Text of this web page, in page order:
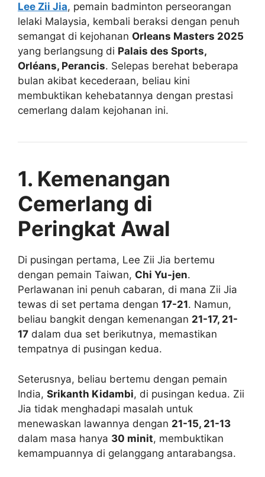
Lee Zii Jia, pemain badminton perseorangan
lelaki Malaysia, kembali beraksi dengan penuh
semangat di kejohanan Orleans Masters 2025
yang berlangsung di Palais des Sports,
Orléans, Perancis. Selepas berehat beberapa
bulan akibat kecederaan, beliau kini
membuktikan kehebatannya dengan prestasi
cemerlang dalam kejohanan ini.
1. Kemenangan
Cemerlang di
Peringkat Awal
Di pusingan pertama, Lee Zii Jia bertemu
dengan pemain Taiwan, Chi Yu-jen.
Perlawanan ini penuh cabaran, di mana Zii Jia
tewas di set pertama dengan 17-21. Namun,
beliau bangkit dengan kemenangan 21-17, 21-
17 dalam dua set berikutnya, memastikan
tempatnya di pusingan kedua.
Seterusnya, beliau bertemu dengan pemain
India, Srikanth Kidambi, di pusingan kedua. Zii
Jia tidak menghadapi masalah untuk
menewaskan lawannya dengan 21-15, 21-13
dalam masa hanya 30 minit, membuktikan
kemampuannya di gelanggang antarabangsa.